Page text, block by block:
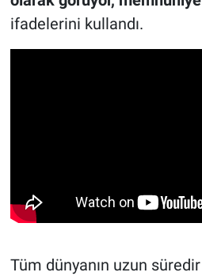
ifadelerini kullandı.
Tüm dünyanın uzun